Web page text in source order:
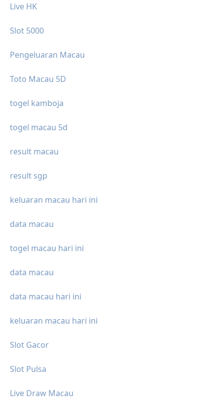
Live HK
Slot 5000
Pengeluaran Macau
Toto Macau 5D
togel kamboja
togel macau 5d
result macau
result sgp
keluaran macau hari ini
data macau
togel macau hari ini
data macau
data macau hari ini
keluaran macau hari ini
Slot Gacor
Slot Pulsa
Live Draw Macau